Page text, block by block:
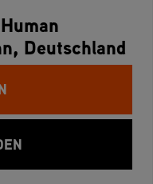
Deutschland